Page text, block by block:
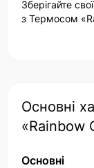
Зберігайте
з Термосом
Основні
«Rainbow
Основні